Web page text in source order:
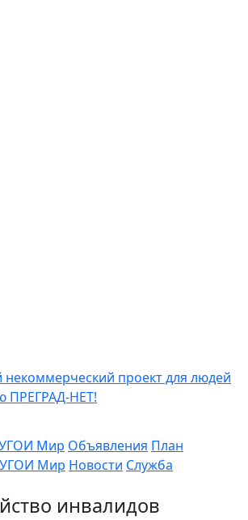
Мир Объявления План
Мир Новости Служба
инвалидов